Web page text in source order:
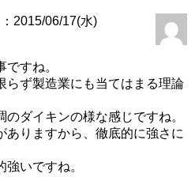
2015/06/17(水)
すね。
らず製造業にも当てはまる理論
ダイキンの様な感じですね。
ありますから、徹底的に強さに
いですね。